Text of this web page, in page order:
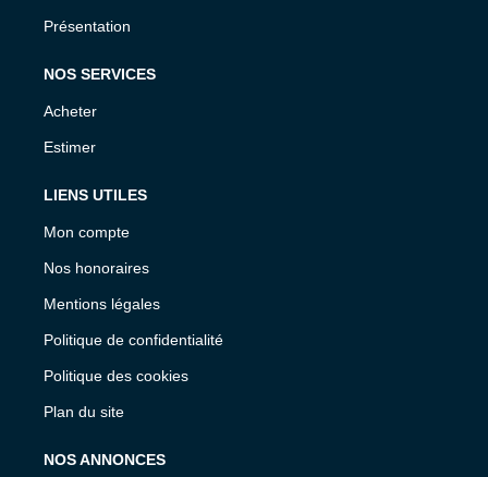
Présentation
NOS SERVICES
Acheter
Estimer
LIENS UTILES
Mon compte
Nos honoraires
Mentions légales
Politique de confidentialité
Politique des cookies
Plan du site
NOS ANNONCES